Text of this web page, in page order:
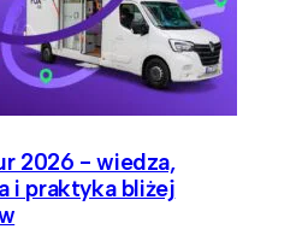
2026 - wiedza,
i praktyka bliżej